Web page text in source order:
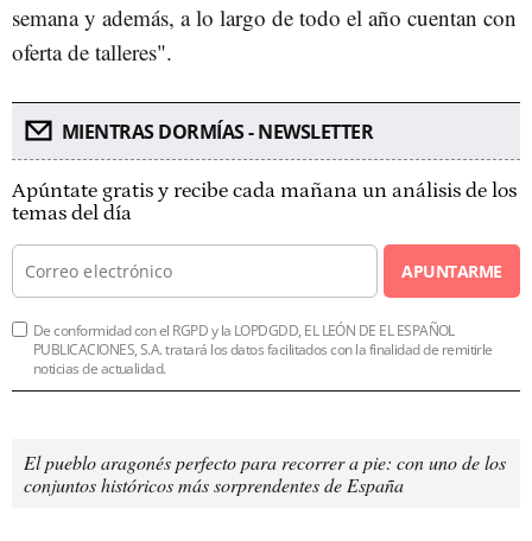
semana y además, a lo largo de todo el año cuentan con
oferta de talleres".
MIENTRAS DORMÍAS - NEWSLETTER
Apúntate gratis y recibe cada mañana un análisis de los
temas del día
APUNTARME
De conformidad con el RGPD y la LOPDGDD, EL LEÓN DE EL ESPAÑOL
PUBLICACIONES, S.A. tratará los datos facilitados con la finalidad de remitirle
noticias de actualidad.
El pueblo aragonés perfecto para recorrer a pie: con uno de los
conjuntos históricos más sorprendentes de España